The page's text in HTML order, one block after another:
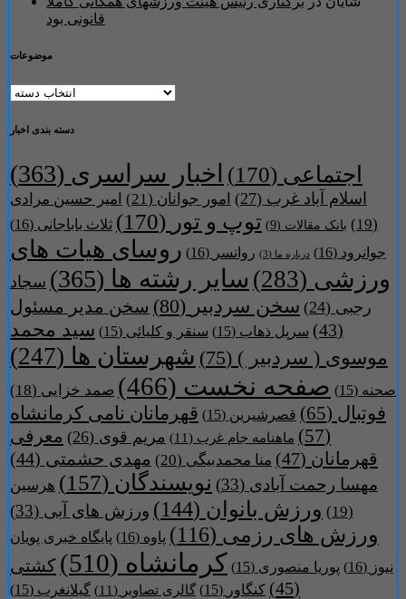
قانونی بود
موضوعات
موضوعات
دسته بندی اخبار
اجتماعی (170) اخبار سراسری (363)
اسلام آباد غرب (27) امور جوانان (21)
امیر حسین مرادی
(19)
بانک مقالات (9) توپ و تور (170) ثلاث باباجانی (16)
جوانرود (16) درباره ما (3) روانسر (16)
روسای هیات های
ورزشی (283) سایر رشته ها (365)
سجاد
رجبی (24) سخن سردبیر (80)
سخن مدیر مسئول
(43)
سرپل ذهاب (15) سنقر و کلیائی (15)
سید محمد
موسوی ( سردبیر ) (75) شهرستان ها (247)
صحنه (15) صفحه نخست (466) صمد خزایی (18)
فوتبال (65) قصرشیرین (15)
قهرمانان نامی کرمانشاه
(57)
ماهنامه جام غرب (11) مریم قوی (26)
معرفی
قهرمانان (47) منا محمدبیگی (20) مهدی حشمتی (44)
مهسا رحمت آبادی (33) نویسندگان (157)
هرسین
(19)
ورزش بانوان (144) ورزش های آبی (33)
ورزش های رزمی (116) پاوه (16)
پایگاه خبری پویان
نیوز (16) پوریا منصوری (15) کرمانشاه (510)
کشتی
(45)
کنگاور (15) گالری تصاویر (11) گیلانغرب (15)